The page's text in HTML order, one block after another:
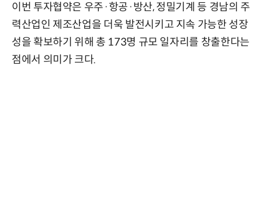
이번 투자협약은 우주·항공·방산, 정밀기계 등 경남의 주
력산업인 제조산업을 더욱 발전시키고 지속 가능한 성장
성을 확보하기 위해 총 173명 규모 일자리를 창출한다는
점에서 의미가 크다.